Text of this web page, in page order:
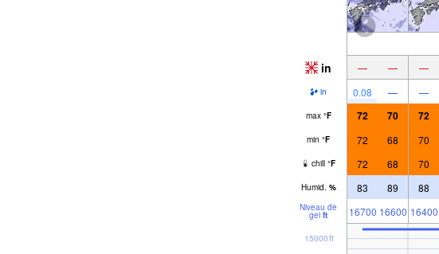
in — — —
in 0.08 — —
max °F 72 70 72
min °F 72 68 70
chill °F 72 68 70
Humid. % 83 89 88
Niveau de
gel ft 16700 16600 16400
15000ft